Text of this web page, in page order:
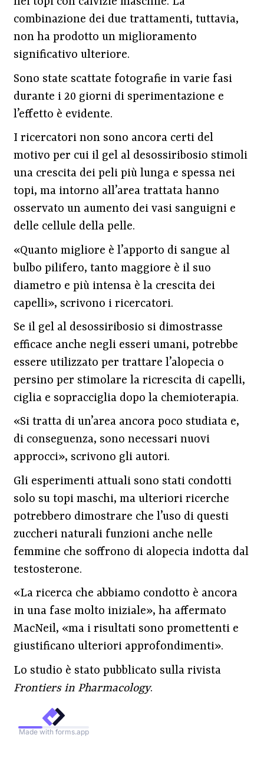
combinazione dei due trattamenti, tuttavia,
non ha prodotto un miglioramento
significativo ulteriore.
Sono state scattate fotografie in varie fasi
durante i 20 giorni di sperimentazione e
l’effetto è evidente.
I ricercatori non sono ancora certi del
motivo per cui il gel al desossiribosio stimoli
una crescita dei peli più lunga e spessa nei
topi, ma intorno all’area trattata hanno
osservato un aumento dei vasi sanguigni e
delle cellule della pelle.
«Quanto migliore è l’apporto di sangue al
bulbo pilifero, tanto maggiore è il suo
diametro e più intensa è la crescita dei
capelli», scrivono i ricercatori.
Se il gel al desossiribosio si dimostrasse
efficace anche negli esseri umani, potrebbe
essere utilizzato per trattare l’alopecia o
persino per stimolare la ricrescita di capelli,
ciglia e sopracciglia dopo la chemioterapia.
«Si tratta di un’area ancora poco studiata e,
di conseguenza, sono necessari nuovi
approcci», scrivono gli autori.
Gli esperimenti attuali sono stati condotti
solo su topi maschi, ma ulteriori ricerche
potrebbero dimostrare che l’uso di questi
zuccheri naturali funzioni anche nelle
femmine che soffrono di alopecia indotta dal
testosterone.
«La ricerca che abbiamo condotto è ancora
in una fase molto iniziale», ha affermato
MacNeil, «ma i risultati sono promettenti e
giustificano ulteriori approfondimenti».
Lo studio è stato pubblicato sulla rivista
Frontiers in Pharmacology.